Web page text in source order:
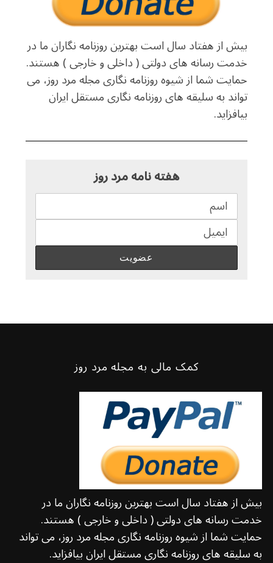
بیش از هفتاد سال است بهترین روزنامه نگاران ما در
خدمت رسانه های دولتی ( داخلی و خارجی ) هستند.
حمایت شما از شیوه روزنامه نگاری مجله مرد روز، می
تواند به سلیقه های روزنامه نگاری مستقل ایران
بیافزاید.
هفته نامه مرد روز
کمک مالی به مجله مرد روز
بیش از هفتاد سال است بهترین روزنامه نگاران ما در
خدمت رسانه های دولتی ( داخلی و خارجی ) هستند.
حمایت شما از شیوه روزنامه نگاری مجله مرد روز، می تواند
به سلیقه های روزنامه نگاری مستقل ایران بیافزاید.